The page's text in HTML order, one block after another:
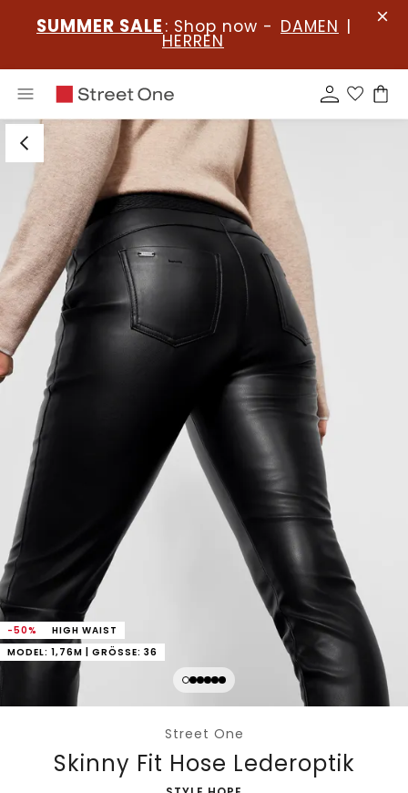
SUMMER SALE : Shop now - DAMEN |
HERREN
-50%
HIGH WAIST
MODEL: 1,76M | GRÖSSE: 36
Street One
Skinny Fit Hose Lederoptik
-